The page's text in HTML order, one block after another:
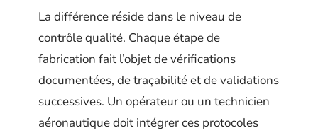
La différence réside dans le niveau de
contrôle qualité. Chaque étape de
fabrication fait l’objet de vérifications
documentées, de traçabilité et de validations
successives. Un opérateur ou un technicien
aéronautique doit intégrer ces protocoles